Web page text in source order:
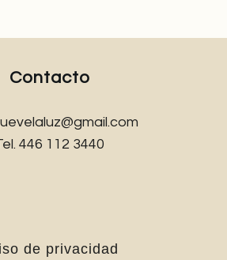
Contacto
446 112 3440
de privacidad